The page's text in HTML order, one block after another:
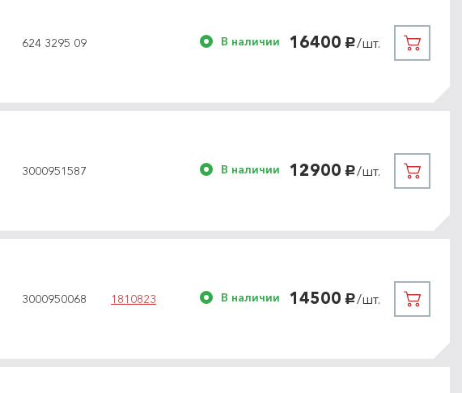
624 3295 09 В наличии 16400 руб./шт.
3000951587 В наличии 12900 руб./шт.
3000950068 1810823 В наличии 14500 руб./шт.